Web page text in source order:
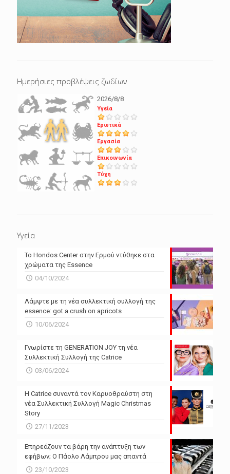
Ημερήσιες προβλέψεις ζωδίων
2026/8/8
Υγεία
Ερωτικά
Εργασία
Επικοινωνία
Τύχη
Υγεία
Το Hondos Center στην Ερμού ντύθηκε στα
χρώματα της Essence
04/10/2024
Λάμψτε με τη νέα συλλεκτική συλλογή της
essence: got a crush on apricots
10/06/2024
Γνωρίστε τη GENERATION JOY τη νέα
Συλλεκτική Συλλογή της Catrice
03/06/2024
Η Catrice συναντά τον Καρυοθραύστη στη
νέα Συλλεκτική Συλλογή Magic Christmas
Story
27/11/2023
Επηρεάζουν τα βάρη την ανάπτυξη των
εφήβων; Ο Πάολο Λάμπρου μας απαντά
23/10/2023